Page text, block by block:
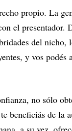
propio. La
el presentador.
del nicho,
y vos podés
no sólo
beneficiás de la